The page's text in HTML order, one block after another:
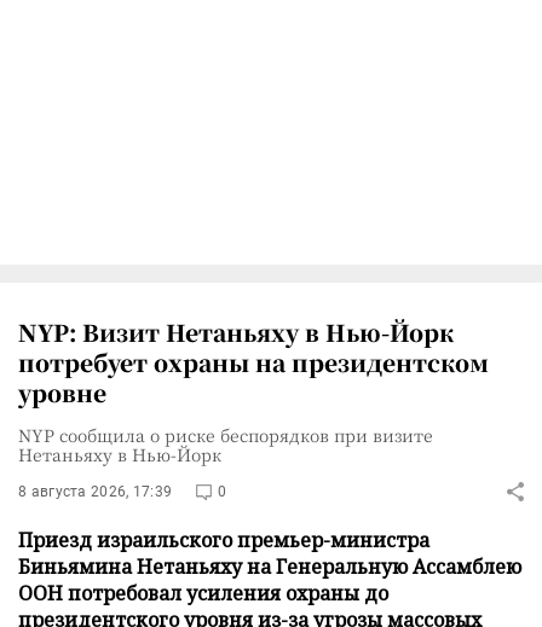
NYP: Визит Нетаньяху в Нью-Йорк
потребует охраны на президентском
уровне
NYP сообщила о риске беспорядков при визите
Нетаньяху в Нью-Йорк
8 августа 2026, 17:39 0
Приезд израильского премьер-министра
Биньямина Нетаньяху на Генеральную Ассамблею
ООН потребовал усиления охраны до
президентского уровня из-за угрозы массовых